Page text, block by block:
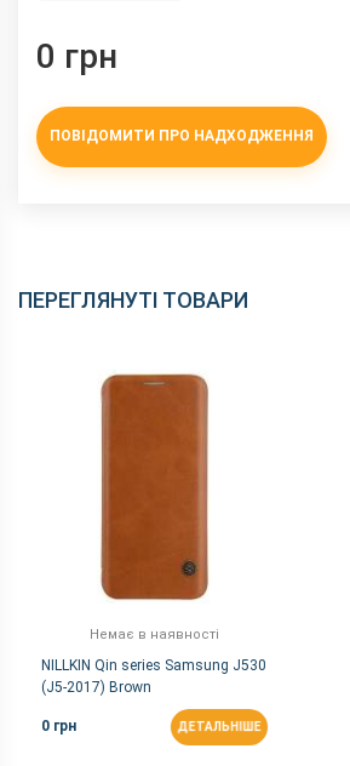
0 грн
ПОВІДОМИТИ ПРО НАДХОДЖЕННЯ
ПЕРЕГЛЯНУТІ ТОВАРИ
Немає в наявності
NILLKIN Qin series Samsung J530
(J5-2017) Brown
0 грн ДЕТАЛЬНІШЕ